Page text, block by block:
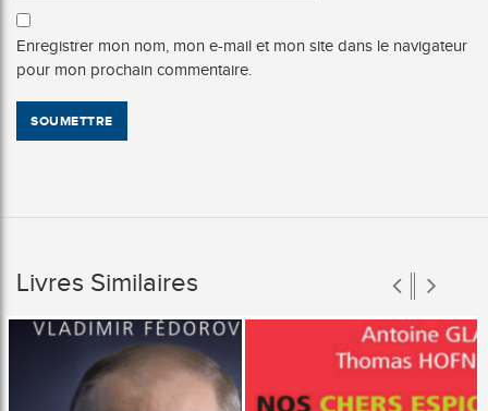
Enregistrer mon nom, mon e-mail et mon site dans le navigateur
pour mon prochain commentaire.
Livres Similaires